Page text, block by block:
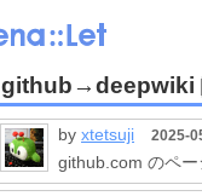
github→deepwiki
by xtetsuji 2025-
github.com のペ